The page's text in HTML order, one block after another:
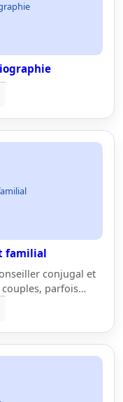
familial
conjugal et
parfois…